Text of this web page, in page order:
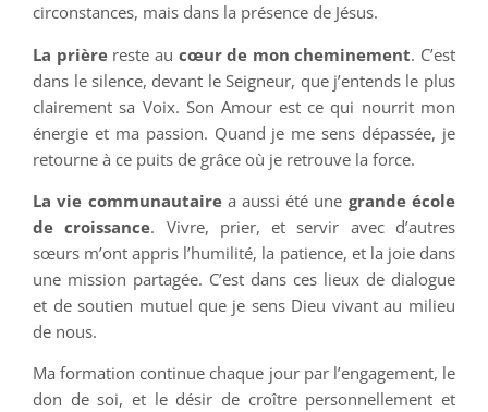
circonstances, mais dans la présence de Jésus.
La prièrereste au cœur de mon cheminement. C’est
dans le silence, devant le Seigneur, que j’entends le plus
clairement sa Voix. Son Amour est ce qui nourrit mon
énergie et ma passion. Quand je me sens dépassée, je
retourne à ce puits de grâce où je retrouve la force.
La vie communautairea aussi été une grande école
de croissance. Vivre, prier, et servir avec d’autres
sœurs m’ont appris l’humilité, la patience, et la joie dans
une mission partagée. C’est dans ces lieux de dialogue
et de soutien mutuel que je sens Dieu vivant au milieu
de nous.
Ma formation continue chaque jour par l’engagement, le
don de soi, et le désir de croître personnellement et